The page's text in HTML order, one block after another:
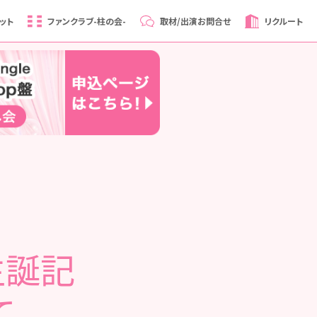
ト ファンクラブ-柱の会- 取材/出演お問合せ リクルート
記